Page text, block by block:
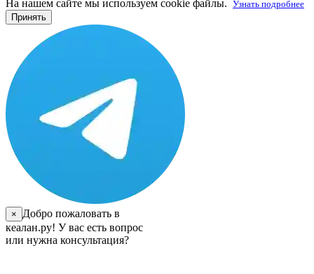
На нашем сайте мы используем cookie файлы. Узнать подробнее
Принять
×
Добро пожаловать в
кеалан.ру! У вас есть вопрос
или нужна консультация?